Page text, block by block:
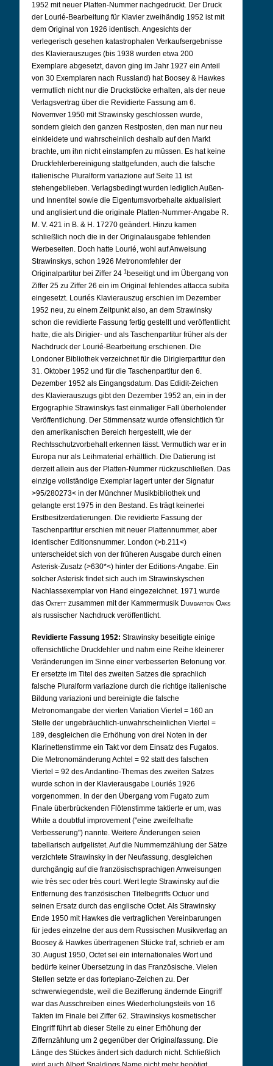
1952 mit neuer Platten-Nummer nachgedruckt. Der Druck
der Lourié-Bearbeitung für Klavier zweihändig 1952 ist mit
dem Original von 1926 identisch. Angesichts der
verlegerisch gesehen katastrophalen Verkaufsergebnisse
des Klavierauszuges (bis 1938 wurden etwa 200
Exemplare abgesetzt, davon ging im Jahr 1927 ein Anteil
von 30 Exemplaren nach Russland) hat Boosey & Hawkes
vermutlich nicht nur die Druckstöcke erhalten, als der neue
Verlagsvertrag über die Revidierte Fassung am 6.
Novemver 1950 mit Strawinsky geschlossen wurde,
sondern gleich den ganzen Restposten, den man nur neu
einkleidete und wahrscheinlich deshalb auf den Markt
brachte, um ihn nicht einstampfen zu müssen. Es hat keine
Druckfehlerbereinigung stattgefunden, auch die falsche
italienische Pluralform variazione auf Seite 11 ist
stehengeblieben. Verlagsbedingt wurden lediglich Außen-
und Innentitel sowie die Eigentumsvorbehalte aktualisiert
und anglisiert und die originale Platten-Nummer-Angabe R.
M. V. 421 in B. & H. 17270 geändert. Hinzu kamen
schließlich noch die in der Originalausgabe fehlenden
Werbeseiten. Doch hatte Lourié, wohl auf Anweisung
Strawinskys, schon 1926 Metronomfehler der
Originalpartitur bei Ziffer 24 1 beseitigt und im Übergang von
Ziffer 25 zu Ziffer 26 ein im Original fehlendes attacca subita
eingesetzt. Louriés Klavierauszug erschien im Dezember
1952 neu, zu einem Zeitpunkt also, an dem Strawinsky
schon die revidierte Fassung fertig gestellt und veröffentlicht
hatte, die als Dirigier- und als Taschenpartitur früher als der
Nachdruck der Lourié-Bearbeitung erschienen. Die
Londoner Bibliothek verzeichnet für die Dirigierpartitur den
31. Oktober 1952 und für die Taschenpartitur den 6.
Dezember 1952 als Eingangsdatum. Das Edidit-Zeichen
des Klavierauszugs gibt den Dezember 1952 an, ein in der
Ergographie Strawinskys fast einmaliger Fall überholender
Veröffentlichung. Der Stimmensatz wurde offensichtlich für
den amerikanischen Bereich hergestellt, wie der
Rechtsschutzvorbehalt erkennen lässt. Vermutlich war er in
Europa nur als Leihmaterial erhältlich. Die Datierung ist
derzeit allein aus der Platten-Nummer rückzuschließen. Das
einzige vollständige Exemplar lagert unter der Signatur
>95/280273< in der Münchner Musikbibliothek und
gelangte erst 1975 in den Bestand. Es trägt keinerlei
Erstbesitzerdatierungen. Die revidierte Fassung der
Taschenpartitur erschien mit neuer Plattennummer, aber
identischer Editionsnummer. London (>b.211<)
unterscheidet sich von der früheren Ausgabe durch einen
Asterisk-Zusatz (>630*<) hinter der Editions-Angabe. Ein
solcher Asterisk findet sich auch im Strawinskyschen
Nachlassexemplar von Hand eingezeichnet. 1971 wurde
das Oktett zusammen mit der Kammermusik Dumbarton Oaks
als russischer Nachdruck veröffentlicht.
Revidierte Fassung 1952: Strawinsky beseitigte einige
offensichtliche Druckfehler und nahm eine Reihe kleinerer
Veränderungen im Sinne einer verbesserten Betonung vor.
Er ersetzte im Titel des zweiten Satzes die sprachlich
falsche Pluralform variazione durch die richtige italienische
Bildung variazioni und bereinigte die falsche
Metronomangabe der vierten Variation Viertel = 160 an
Stelle der ungebräuchlich-unwahrscheinlichen Viertel =
189, desgleichen die Erhöhung von drei Noten in der
Klarinettenstimme ein Takt vor dem Einsatz des Fugatos.
Die Metronomänderung Achtel = 92 statt des falschen
Viertel = 92 des Andantino-Themas des zweiten Satzes
wurde schon in der Klavierausgabe Louriés 1926
vorgenommen. In der den Übergang vom Fugato zum
Finale überbrückenden Flötenstimme taktierte er um, was
White a doubtful improvement ("eine zweifelhafte
Verbesserung") nannte. Weitere Änderungen seien
tabellarisch aufgelistet. Auf die Nummernzählung der Sätze
verzichtete Strawinsky in der Neufassung, desgleichen
durchgängig auf die französischsprachigen Anweisungen
wie très sec oder très court. Wert legte Strawinsky auf die
Entfernung des französischen Titelbegriffs Octuor und
seinen Ersatz durch das englische Octet. Als Strawinsky
Ende 1950 mit Hawkes die vertraglichen Vereinbarungen
für jedes einzelne der aus dem Russischen Musikverlag an
Boosey & Hawkes übertragenen Stücke traf, schrieb er am
30. August 1950, Octet sei ein internationales Wort und
bedürfe keiner Übersetzung in das Französische. Vielen
Stellen setzte er das fortepiano-Zeichen zu. Der
schwerwiegendste, weil die Bezifferung ändernde Eingriff
war das Ausschreiben eines Wiederholungsteils von 16
Takten im Finale bei Ziffer 62. Strawinskys kosmetischer
Eingriff führt ab dieser Stelle zu einer Erhöhung der
Ziffernzählung um 2 gegenüber der Originalfassung. Die
Länge des Stückes ändert sich dadurch nicht. Schließlich